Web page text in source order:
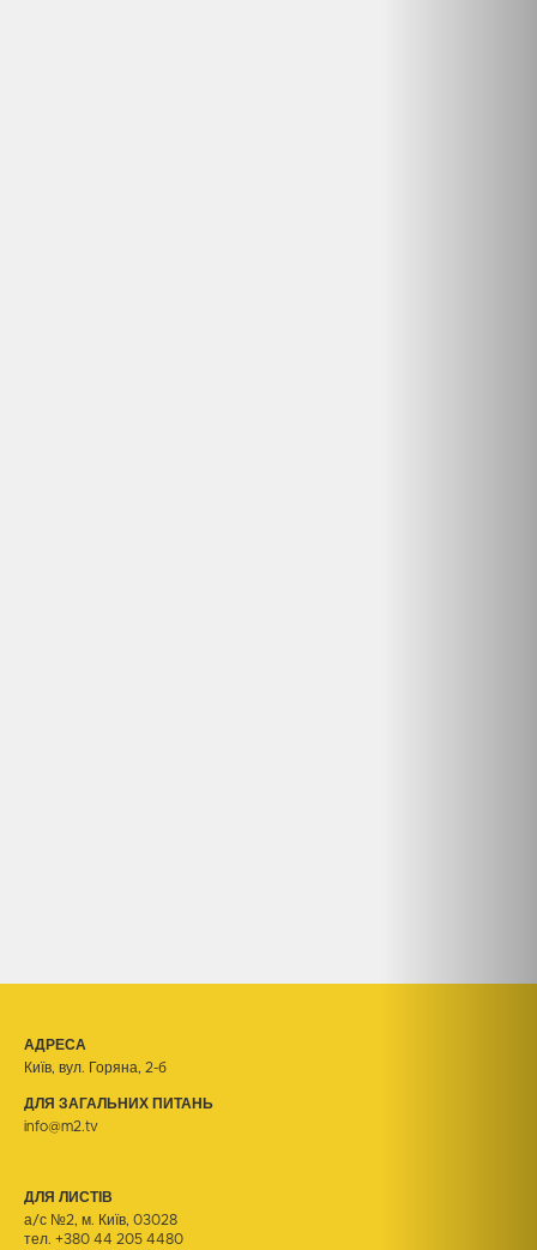
АДРЕСА
Київ, вул. Горяна, 2-б
ДЛЯ ЗАГАЛЬНИХ ПИТАНЬ
info@m2.tv
ДЛЯ ЛИСТІВ
а/с №2, м. Київ, 03028
тел. +380 44 205 4480